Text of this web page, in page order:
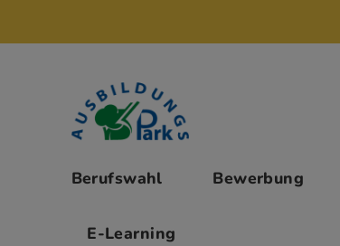
Berufswahl Bewerbung
E-Learning